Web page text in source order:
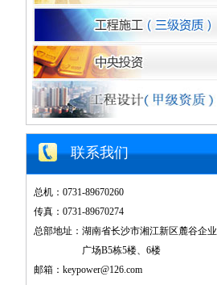
联系我们
总机：0731-89670260
传真：0731-89670274
总部地址：湖南省长沙市湘江新区麓谷企业
广场B5栋5楼、6楼
邮箱：keypower@126.com